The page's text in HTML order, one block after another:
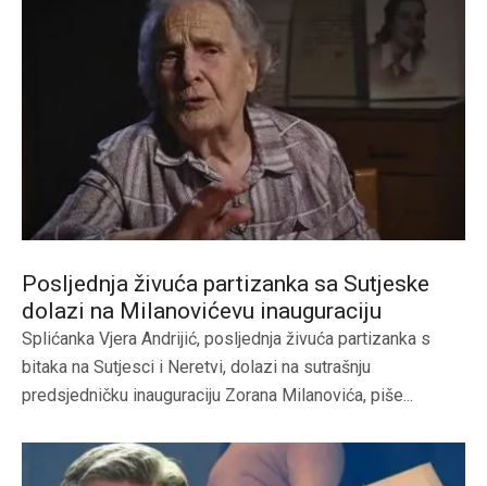
Posljednja živuća partizanka sa Sutjeske
dolazi na Milanovićevu inauguraciju
Splićanka Vjera Andrijić, posljednja živuća partizanka s
bitaka na Sutjesci i Neretvi, dolazi na sutrašnju
predsjedničku inauguraciju Zorana Milanovića, piše...